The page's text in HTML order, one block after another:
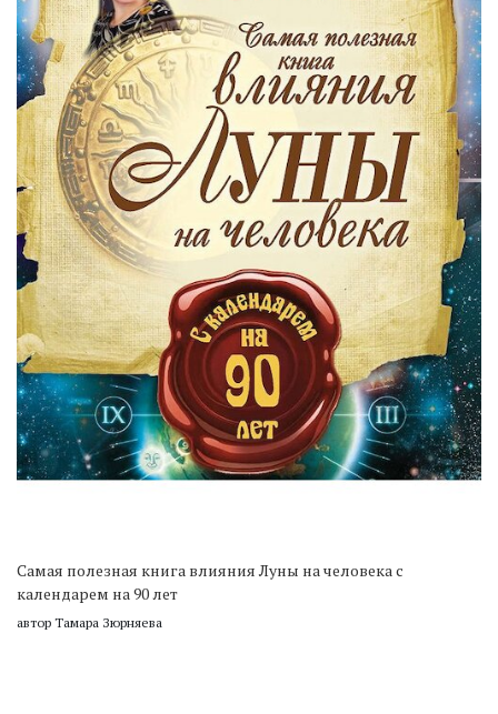
Самая полезная книга влияния Луны на человека с
календарем на 90 лет
автор Тамара Зюрняева